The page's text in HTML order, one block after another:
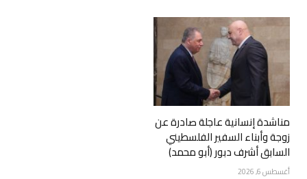
مناشدة إنسانية عاجلة صادرة عن
زوجة وأبناء السفير الفلسطيني
السابق أشرف دبور (أبو محمد)
أغسطس 6, 2026